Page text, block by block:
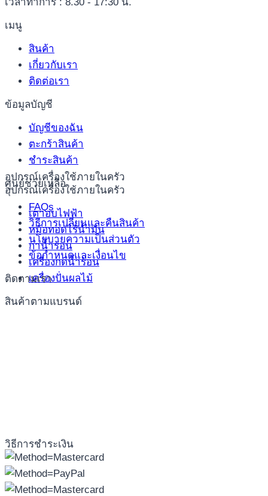
อุปกรณ์เครื่องใช้ภายในครัว
อุปกรณ์เครื่องใช้ภายในครัว
เตาอบไฟฟ้า
หม้อทอดไร้น้ำมัน
กาน้ำร้อน
เครื่องกดน้ำร้อน
เครื่องปั่นผลไม้
สินค้าตามแบรนด์
เมนู
สินค้า
เกี่ยวกับเรา
ติดต่อเรา
ข้อมูลบัญชี
บัญชีของฉัน
ตะกร้าสินค้า
ชำระสินค้า
ศูนย์ช่วยเหลือ
FAQs
วิธีการเปลี่ยนและคืนสินค้า
นโยบายความเป็นส่วนตัว
ข้อกำหนดและเงื่อนไข
ติดตามเรา
วิธีการชำระเงิน